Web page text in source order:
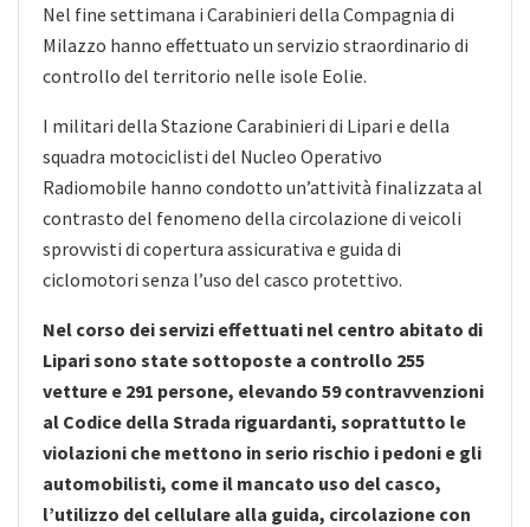
Nel fine settimana i Carabinieri della Compagnia di
Milazzo hanno effettuato un servizio straordinario di
controllo del territorio nelle isole Eolie.
I militari della Stazione Carabinieri di Lipari e della
squadra motociclisti del Nucleo Operativo
Radiomobile hanno condotto un’attività finalizzata al
contrasto del fenomeno della circolazione di veicoli
sprovvisti di copertura assicurativa e guida di
ciclomotori senza l’uso del casco protettivo.
Nel corso dei servizi effettuati nel centro abitato di
Lipari sono state sottoposte a controllo 255
vetture e 291 persone, elevando 59 contravvenzioni
al Codice della Strada riguardanti, soprattutto le
violazioni che mettono in serio rischio i pedoni e gli
automobilisti, come il mancato uso del casco,
l’utilizzo del cellulare alla guida, circolazione con